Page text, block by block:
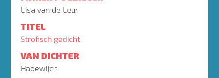
Lisa van de Leur
TITEL
Strofisch gedicht
VAN DICHTER
Hadewijch